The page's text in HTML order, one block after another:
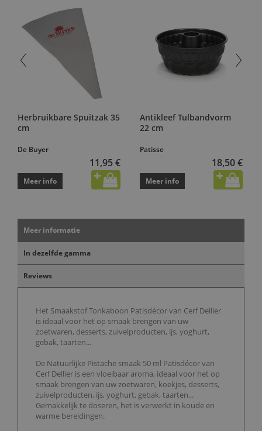
Herbruikbare Spuitzak 35
cm
De Buyer
11,95 €
Meer info
Antikleef Tulbandvorm
22 cm
Patisse
18,50 €
Meer info
Meer informatie
In dezelfde gamma
Reviews
Het Smaakstof Tonkaboon Patisdécor van Cerf Dellier
is ideaal voor het op smaak brengen van uw
zoetwaren, desserts, zuivelproducten, ijs, yoghurt,
gebak, taarten...
De Natuurlijke Pistache smaak 50 ml Patisdécor van
Cerf Dellier is een vloeibaar aroma, ideaal voor het op
smaak brengen van uw zoetwaren, koekjes, desserts,
zuivelproducten, ijs, yoghurt, gebak, taarten...
Gemakkelijk te doseren, het is verwerkt in koude en
warme bereidingen.